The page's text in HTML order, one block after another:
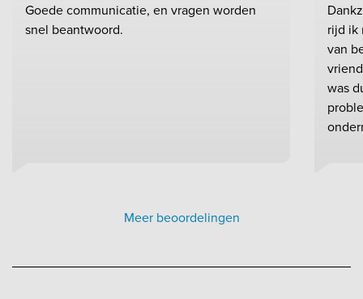
Goede communicatie, en vragen worden
snel beantwoord.
rijd ik
van
was
Meer beoordelingen